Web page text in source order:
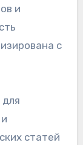
и
с
статей